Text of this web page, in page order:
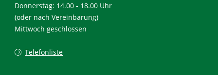
Donnerstag: 14.00 - 18.00 Uhr
(oder nach Vereinbarung)
Mittwoch geschlossen
Telefonliste